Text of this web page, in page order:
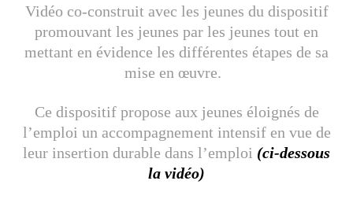
Vidéo co-construit avec les jeunes du dispositif
promouvant les jeunes par les jeunes tout en
mettant en évidence les différentes étapes de sa
mise en œuvre.
Ce dispositif propose aux jeunes éloignés de
l’emploi un accompagnement intensif en vue de
leur insertion durable dans l’emploi (ci-dessous
la vidéo)